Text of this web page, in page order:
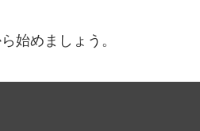
始めましょう。